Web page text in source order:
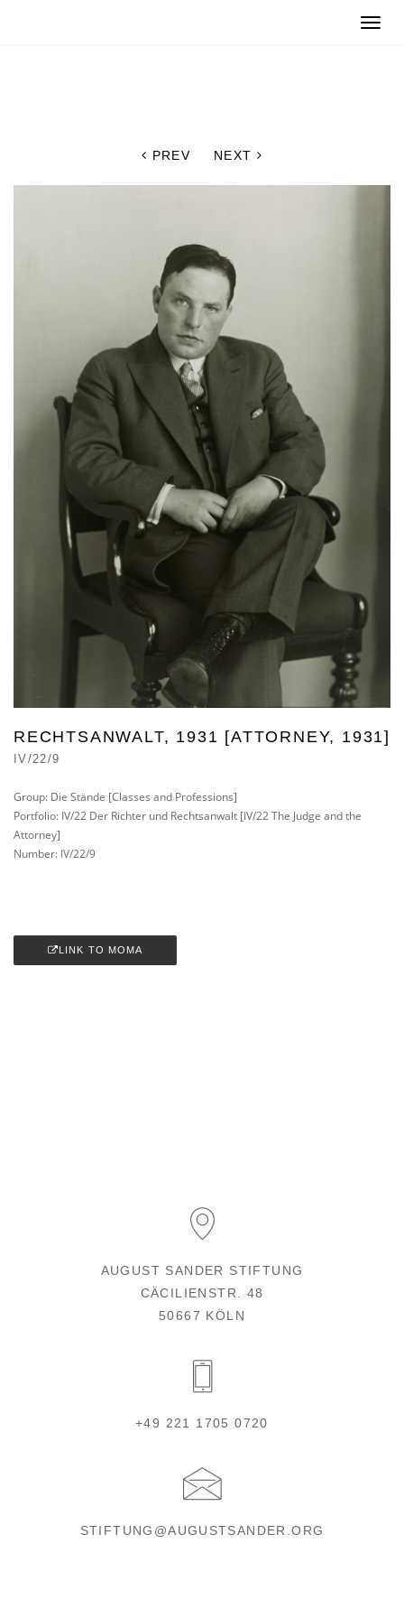
Toggle
PREV NEXT
RECHTSANWALT, 1931 [ATTORNEY, 1931]
IV/22/9
Group: Die Stände [Classes and Professions]
Portfolio: IV/22 Der Richter und Rechtsanwalt [IV/22 The Judge and the
Attorney]
Number: IV/22/9
LINK TO MOMA
AUGUST SANDER STIFTUNG
CÄCILIENSTR. 48
50667 KÖLN
+49 221 1705 0720
STIFTUNG@AUGUSTSANDER.ORG